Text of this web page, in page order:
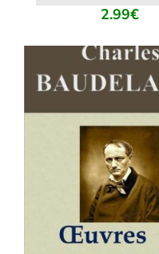
2.99€
AJOUTER AU PANIER
DÉTAILS